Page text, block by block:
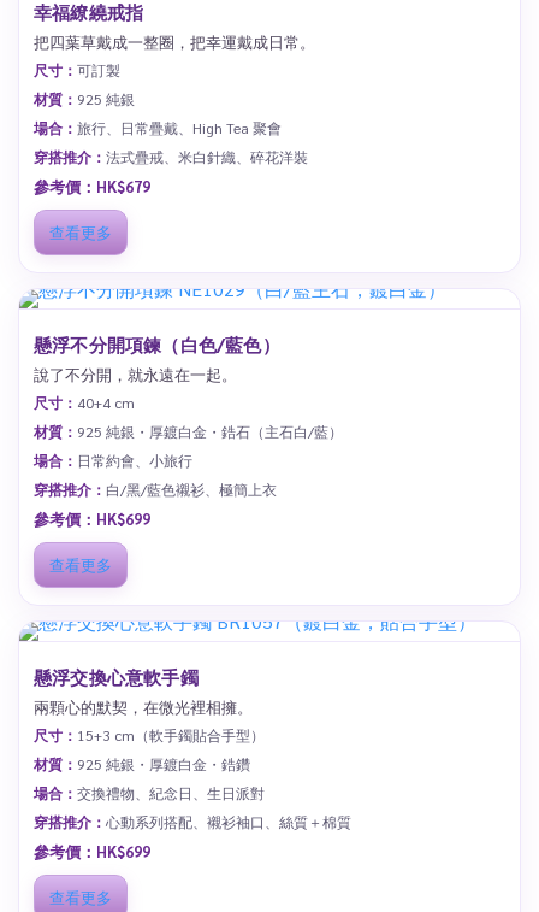
幸福繚繞戒指
把四葉草戴成一整圈，把幸運戴成日常。
尺寸： 可訂製
材質： 925 純銀
場合： 旅行、日常疊戴、High Tea 聚會
穿搭推介： 法式疊戒、米白針織、碎花洋裝
參考價：HK$679
查看更多
懸浮不分開項鍊（白色/藍色）
說了不分開，就永遠在一起。
尺寸： 40+4 cm
材質： 925 純銀・厚鍍白金・鋯石（主石白/藍）
場合： 日常約會、小旅行
穿搭推介： 白/黑/藍色襯衫、極簡上衣
參考價：HK$699
查看更多
懸浮交換心意軟手鐲
兩顆心的默契，在微光裡相擁。
尺寸： 15+3 cm（軟手鐲貼合手型）
材質： 925 純銀・厚鍍白金・鋯鑽
場合： 交換禮物、紀念日、生日派對
穿搭推介： 心動系列搭配、襯衫袖口、絲質＋棉質
參考價：HK$699
查看更多